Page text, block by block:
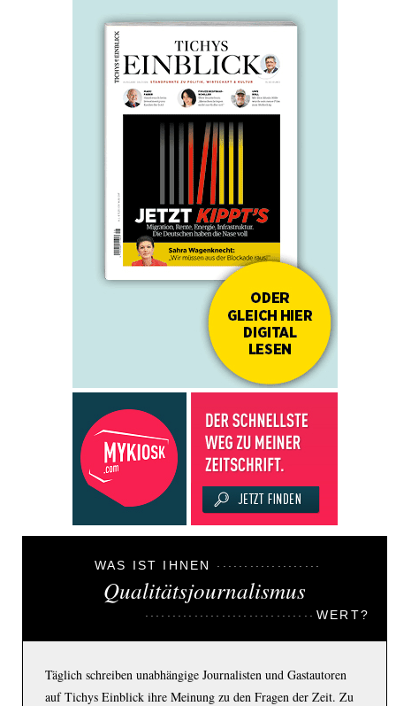
WAS IST IHNEN
Qualitätsjournalismus
WERT?
Täglich schreiben unabhängige Journalisten und Gastautoren
auf Tichys Einblick ihre Meinung zu den Fragen der Zeit. Zu